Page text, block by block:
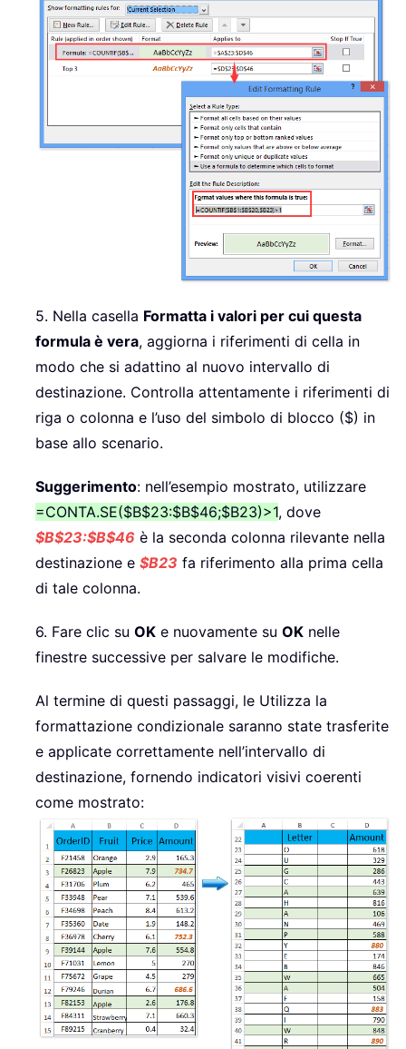
5. Nella casella Formatta i valori per cui questa
formula è vera, aggiorna i riferimenti di cella in
modo che si adattino al nuovo intervallo di
destinazione. Controlla attentamente i riferimenti di
riga o colonna e l’uso del simbolo di blocco ($) in
base allo scenario.
Suggerimento: nell’esempio mostrato, utilizzare
=CONTA.SE($B$23:$B$46;$B23)>1, dove
$B$23:$B$46 è la seconda colonna rilevante nella
destinazione e $B23 fa riferimento alla prima cella
di tale colonna.
6. Fare clic su OK e nuovamente su OK nelle
finestre successive per salvare le modifiche.
Al termine di questi passaggi, le Utilizza la
formattazione condizionale saranno state trasferite
e applicate correttamente nell’intervallo di
destinazione, fornendo indicatori visivi coerenti
come mostrato: